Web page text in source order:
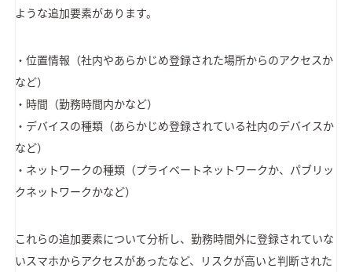
ような追加要素があります。
・位置情報（社内やあらかじめ登録された場所からのアクセスか
など）
・時間（勤務時間内かなど）
・デバイスの種類（あらかじめ登録されている社内のデバイスか
など）
・ネットワークの種類（プライベートネットワークか、パブリッ
クネットワークかなど）
これらの追加要素について分析し、勤務時間外に登録されていな
いスマホからアクセスがあったなど、リスクが高いと判断された